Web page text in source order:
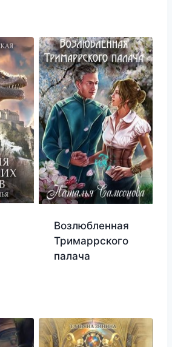
Возлюбленная
Тримаррского
палача